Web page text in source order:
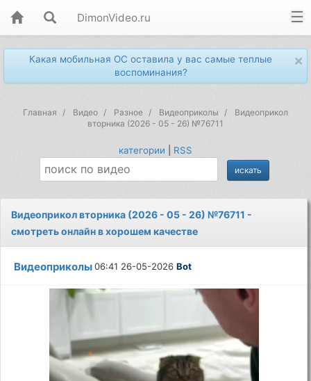
DimonVideo.ru
×
Какая мобильная ОС оставила у вас самые теплые
воспоминания?
Главная Видео Разное Видеоприколы
Видеоприкол
вторника (2026 - 05 - 26) №76711
категории RSS
Видеоприкол вторника (2026 - 05 - 26) №76711 -
смотреть онлайн в хорошем качестве
Видеоприколы06:41 26-05-2026Bot